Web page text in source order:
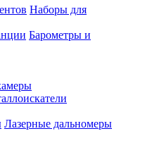
Наборы для
Барометры и
Лазерные дальномеры